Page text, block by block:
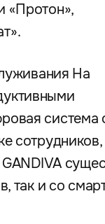
«Протон»,
На
система
сотрудников,
так и со